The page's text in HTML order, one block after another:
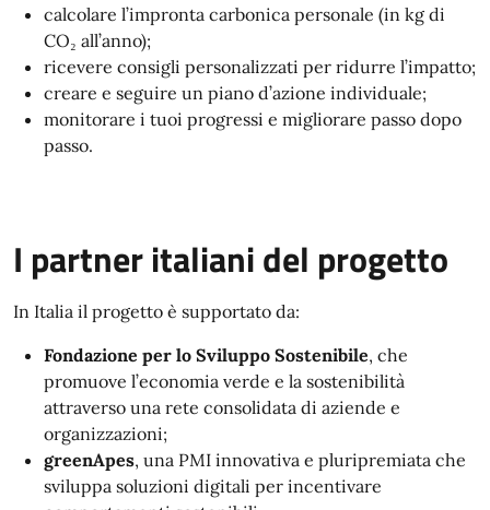
calcolare l’impronta carbonica personale (in kg di
CO₂ all’anno);
ricevere consigli personalizzati per ridurre l’impatto;
creare e seguire un piano d’azione individuale;
monitorare i tuoi progressi e migliorare passo dopo
passo.
I partner italiani del progetto
In Italia il progetto è supportato da:
Fondazione per lo Sviluppo Sostenibile, che
promuove l’economia verde e la sostenibilità
attraverso una rete consolidata di aziende e
organizzazioni;
greenApes, una PMI innovativa e pluripremiata che
sviluppa soluzioni digitali per incentivare